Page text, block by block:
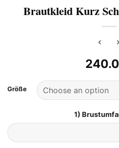
Brautkleid Kurz
Größe
1)